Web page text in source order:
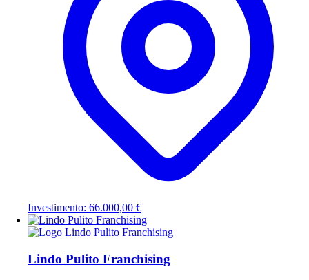
Investimento: 66.000,00 €
Lindo Pulito Franchising